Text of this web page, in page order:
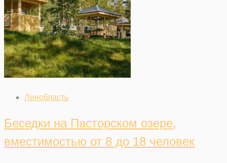
Ленобласть
Беседки на Пасторском озере,
вместимостью от 8 до 18 человек